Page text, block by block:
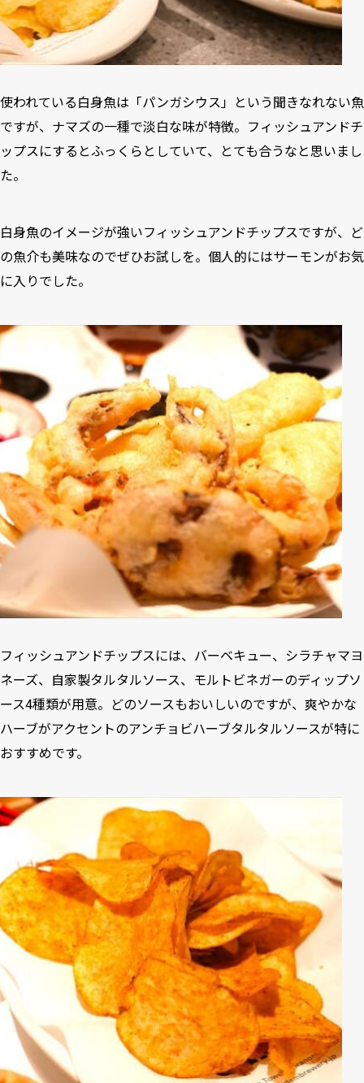
使われている白身魚は「パンガシウス」という聞きなれない魚
ですが、ナマズの一種で淡白な味が特徴。フィッシュアンドチ
ップスにするとふっくらとしていて、とても合うなと思いまし
た。
白身魚のイメージが強いフィッシュアンドチップスですが、ど
の魚介も美味なのでぜひお試しを。個人的にはサーモンがお気
に入りでした。
フィッシュアンドチップスには、バーベキュー、シラチャマヨ
ネーズ、自家製タルタルソース、モルトビネガーのディップソ
ース4種類が用意。どのソースもおいしいのですが、爽やかな
ハーブがアクセントのアンチョビハーブタルタルソースが特に
おすすめです。